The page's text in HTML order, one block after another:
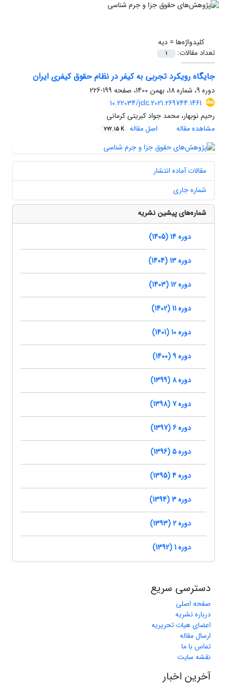
کلیدواژه‌ها =دیه
تعداد مقالات:
1
جایگاه رویکرد تجربی به کیفر در نظام حقوق کیفری ایران
دوره 9، شماره 18، بهمن 1400، صفحه
199-226
10.22034/jclc.2021.269744.1461
رحیم نوبهار، محمد جواد کبریتی کرمانی
مشاهده مقاله
اصل مقاله 772.15 K
مقالات آماده انتشار
شماره جاری
شماره‌های پیشین نشریه
دوره 14 (1405)
دوره 13 (1404)
دوره 12 (1403)
دوره 11 (1402)
دوره 10 (1401)
دوره 9 (1400)
دوره 8 (1399)
دوره 7 (1398)
دوره 6 (1397)
دوره 5 (1396)
دوره 4 (1395)
دوره 3 (1394)
دوره 2 (1393)
دوره 1 (1392)
دسترسی سریع
صفحه اصلی
درباره نشریه
اعضای هیات تحریریه
ارسال مقاله
تماس با ما
نقشه سایت
آخرین اخبار